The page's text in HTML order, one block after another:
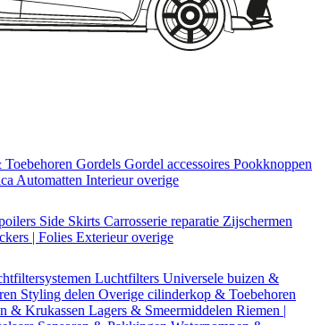
Gordels Gordel accessoires Pookknoppen
Automatten Interieur overige
Side Skirts Carrosserie reparatie Zijschermen
| Folies Exterieur overige
Luchtfilters Universele buizen &
Styling delen Overige cilinderkop & Toebehoren
& Krukassen Lagers & Smeermiddelen Riemen |